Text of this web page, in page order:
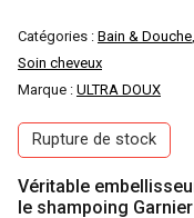
Catégories : Bain & Douche,
Soin cheveux
Marque : ULTRA DOUX
Rupture de stock
Véritable
le shampoing